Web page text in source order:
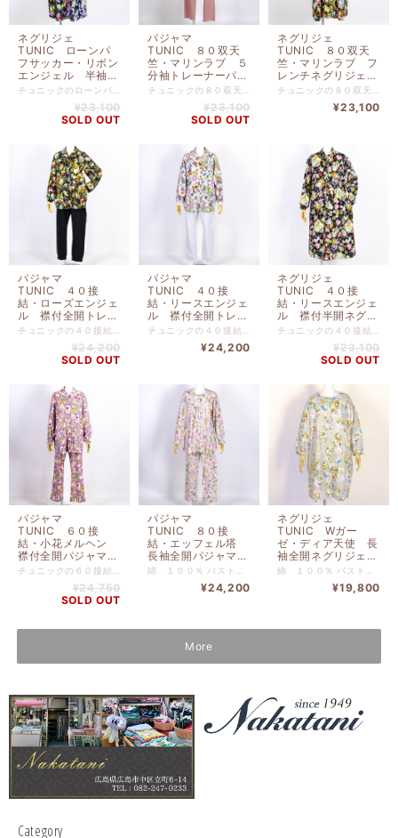
ネグリジェ
TUNIC ローンパ
フサッカー・リボン
エンジェル 半袖半
開ネグリジェ 紺
フリーサイズ
56010-C
チュニックのローンパフサッカー・リボンエンジェル 半袖半開ネグリジェ 紺 フリーサイズです。 リゾートでリラックスしている気分に浸れるワンピースです。 綿 １００％ 【サイズ】 バスト１１６ｃｍ-総丈１０６ｃｍ
¥23,100
SOLD OUT
パジャマ
TUNIC ８０双天
竺・マリンラブ ５
分袖トレーナーパジ
ャマ オフ フリー
サイズ 53255-A
チュニックの８０双天竺・マリンラブ フレンチネグリジェ クロ フリーサイズです。 リゾートでリラックスしている気分に浸れるワンピースです。 本体 綿 １００％ 無地 綿 １００％ 【サイズ】 上着 バスト１２０ｃｍ-身丈６９ｃｍ パンツ ヒップ１０２ｃｍ-総丈８８ｃｍ
¥23,100
SOLD OUT
ネグリジェ
TUNIC ８０双天
竺・マリンラブ フ
レンチネグリジェ
クロ フリーサイ
ズ 53254-D
チュニックの８０双天竺・マリンラブ フレンチネグリジェ クロ フリーサイズです。 リゾートでリラックスしている気分に浸れるワンピースです。 綿 １００％ 【サイズ】 バスト１０４ｃｍ-総丈１１０ｃｍ
¥23,100
パジャマ
TUNIC ４０接
結・ローズエンジェ
ル 襟付全開トレー
ナーパジャマ ク
ロ フリーサイズ
29336-B
チュニックの４０接結・ローズエンジェル 襟付全開トレーナーパジャマ クロ フリーサイズです。 リゾートでリラックスしている気分に浸れるパジャマです。 綿 １００％ パンツ：同素材無地 バスト１０８ｍ-着丈７３ｃｍ
¥24,200
SOLD OUT
パジャマ
TUNIC ４０接
結・リースエンジェ
ル 襟付全開トレー
ナーパジャマ グレ
ー杢 フリーサイ
ズ 29334-C
チュニックの４０接結・リースエンジェル 襟付全開トレーナーパジャマ グレー杢 フリーサイズです。 リゾートでリラックスしている気分に浸れるパジャマです。 綿 １００％ パンツ：同素材無地 バスト１０８ｍ-着丈７３ｃｍ
¥24,200
ネグリジェ
TUNIC ４０接
結・リースエンジェ
ル 襟付半開ネグリ
ジェ クロ フリー
サイズ 29333-B
チュニックの４０接結・リースエンジェル 襟付半開ネグリジェ クロ フリーサイズです。 リゾートでリラックスしている気分に浸れるネグリジェです。 綿 １００％ バスト１１２ｃｍ-着丈１１０ｃｍ
¥23,100
SOLD OUT
パジャマ
TUNIC ６０接
結・小花メルヘン
襟付全開パジャマ
パープル フリーサ
イズ 29327-B
チュニックの６０接結・小花メルヘン 襟付全開パジャマ パープル フリーサイズです。 リゾートでリラックスしている気分に浸れるパジャマです。 綿 １００％ レース部分 レーヨン・綿 バスト１１６ｍ-着丈７３ｃｍ
¥24,750
SOLD OUT
パジャマ
TUNIC ８０接
結・エッフェル塔
長袖全開パジャマ
ピンク フリーサイ
ズ 26391-A
綿 １００％ バスト１１２ｃｍ-着丈７５ｃｍ
¥24,200
ネグリジェ
TUNIC Wガー
ゼ・ディア天使 長
袖全開ネグリジェ
グリーン フリーサ
イズ 26200-B
綿 １００％ バスト１１８ｃｍ-着丈１０３ｃｍ
¥19,800
More
Category